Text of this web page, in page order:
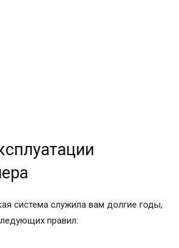
система служила вам долгие годы,
правил: